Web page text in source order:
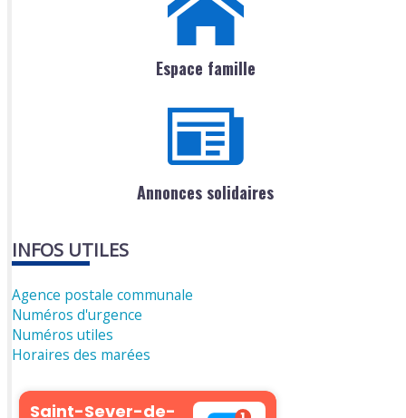
Espace famille
Annonces solidaires
INFOS UTILES
Agence postale communale
Numéros d'urgence
Numéros utiles
Horaires des marées